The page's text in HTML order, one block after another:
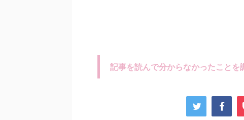
記事を読んで分からなかったことを